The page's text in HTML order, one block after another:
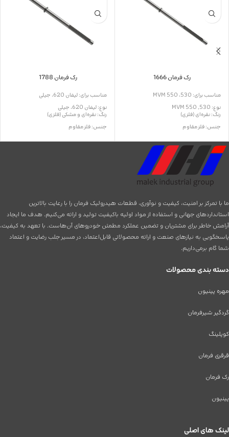
رک فرمان 1666
مناسب برای: 530، 550 MVM
نوع: 530, 550 MVM
رنگ: نقره‌ای (فلزی)
جنس: فلز مقاوم
نیاز به نصب حرفه‌ای: دارد
تاریخ انقضا: ندارد
رک فرمان 1788
مناسب برای: لیفان 620، جیلی
نوع: لیفان 620، جیلی
رنگ: نقره‌ای و مشکی (فلزی)
جنس: فلز مقاوم
ما با تمرکز بر امنیت، کیفیت و نوآوری، قطعات هیدرولیک فرمان را با رعایت بالاترین
استانداردهای جهانی و استفاده از مواد اولیه باکیفیت تولید و ارائه می‌کنیم. هدف ما ایجاد
آرامش خاطر برای مشتریان و تضمین عملکرد مطمئن خودروهای آن‌هاست. با تعهد به کیفیت،
پاسخگویی به نیازهای صنعت و ارائه محصولاتی قابل‌اعتماد، در مسیر جلب رضایت و اعتماد
شما گام برمی‌داریم.
دسته بندی محصولات
مهره پینیون
گردگیر شیرفرمان
کوپلینگ
قرقری فرمان
رک فرمان
پینیون
لینک های اصلی